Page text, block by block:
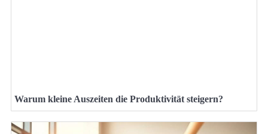
Warum kleine Auszeiten die Produktivität steigern?